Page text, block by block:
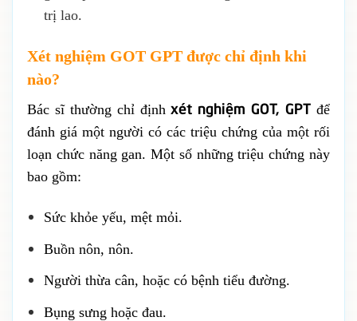
trị lao.
Xét nghiệm GOT GPT được chỉ định khi
nào?
Bác sĩ thường chỉ địnhxét nghiệm GOT, GPT để
đánh giá một người có các triệu chứng của một rối
loạn chức năng gan. Một số những triệu chứng này
bao gồm:
Sức khỏe yếu, mệt mỏi.
Buồn nôn, nôn.
Người thừa cân, hoặc có bệnh tiểu đường.
Bụng sưng hoặc đau.